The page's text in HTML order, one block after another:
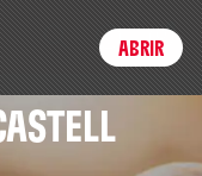
Login
ABRIR